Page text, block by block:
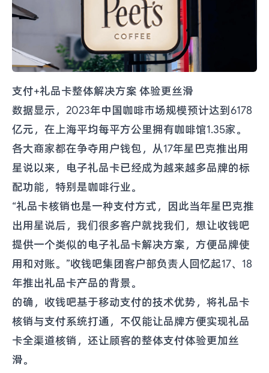
支付+礼品卡整体解决方案 体验更丝滑
数据显示，2023年中国咖啡市场规模预计达到6178
亿元，在上海平均每平方公里拥有咖啡馆1.35家。
各大商家都在争夺用户钱包，从17年星巴克推出用
星说以来，电子礼品卡已经成为越来越多品牌的标
配功能，特别是咖啡行业。
“礼品卡核销也是一种支付方式，因此当年星巴克推
出用星说后，我们很多客户就找我们，想让收钱吧
提供一个类似的电子礼品卡解决方案，方便品牌使
用和对账。”收钱吧集团客户部负责人回忆起17、18
年推出礼品卡产品的背景。
的确，收钱吧基于移动支付的技术优势，将礼品卡
核销与支付系统打通，不仅能让品牌方便实现礼品
卡全渠道核销，还让顾客的整体支付体验更加丝
滑。